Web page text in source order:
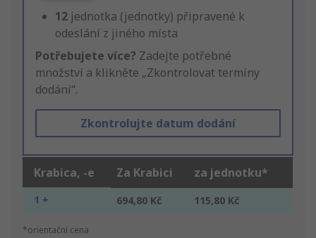
12 jednotka (jednotky) připravené k
odeslání z jiného místa
Potřebujete více? Zadejte potřebné
množství a klikněte „Zkontrolovat termíny
dodání“.
Zkontrolujte datum dodání
Krabica, -e Za Krabici za jednotku*
1 + 694,80 Kč 115,80 Kč
*orientační cena